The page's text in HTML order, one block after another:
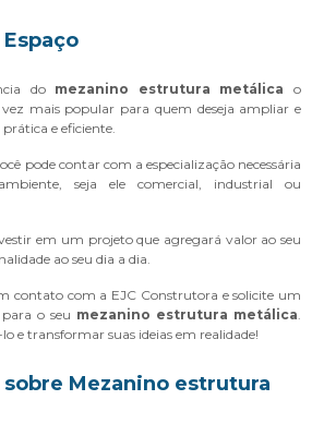
do mezanino estrutura metálica o
mais popular para quem deseja ampliar e
e eficiente.
pode contar com a especialização necessária
seja ele comercial, industrial ou
em um projeto que agregará valor ao seu
ao seu dia a dia.
contato com a EJC Construtora e solicite um
o seu mezanino estrutura metálica.
e transformar suas ideias em realidade!
sobre Mezanino estrutura